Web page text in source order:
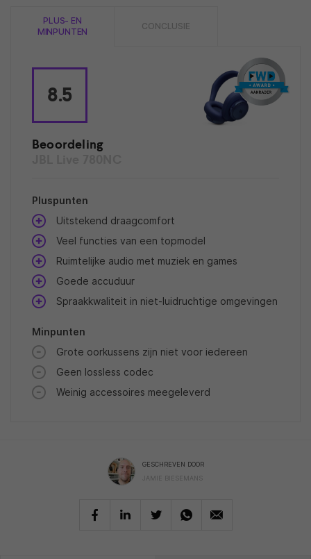
PLUS- EN
MINPUNTEN
CONCLUSIE
8.5
Beoordeling
Pluspunten
Uitstekend draagcomfort
Veel functies van een topmodel
Ruimtelijke audio met muziek en games
Goede accuduur
Spraakkwaliteit in niet-luidruchtige omgevingen
Minpunten
Grote oorkussens zijn niet voor iedereen
Geen lossless codec
Weinig accessoires meegeleverd
GESCHREVEN DOOR
JAMIE BIESEMANS